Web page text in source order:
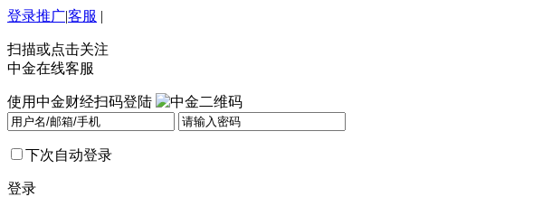
登录推广|客服 |
扫描或点击关注
中金在线客服
使用中金财经扫码登陆
下次自动登录
登录